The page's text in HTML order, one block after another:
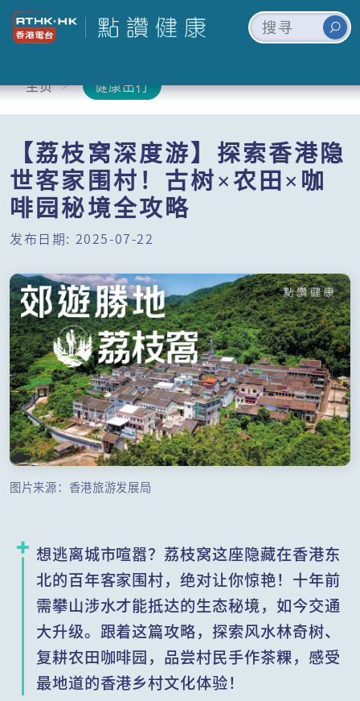
主页 健康出行
【荔枝窝深度游】探索香港隐
世客家围村！古树×农田×咖
啡园秘境全攻略
发布日期: 2025-07-22
图片来源：香港旅游发展局
想逃离城市喧嚣？荔枝窝这座隐藏在香港东
北的百年客家围村，绝对让你惊艳！十年前
需攀山涉水才能抵达的生态秘境，如今交通
大升级。跟着这篇攻略，探索风水林奇树、
复耕农田咖啡园，品尝村民手作茶粿，感受
最地道的香港乡村文化体验！